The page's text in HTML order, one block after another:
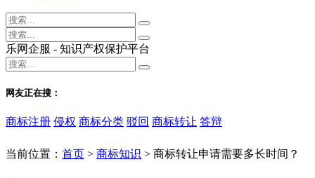
乐网企服 - 知识产权保护平台
网友正在搜：
商标注册 侵权 商标分类 驳回 商标转让 答辩
当前位置： 首页 > 商标知识 > 商标转让申请需要多长时间？